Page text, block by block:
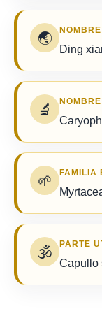
🌏
Ding
🔬
🌱 FAMILIA
🕉️ PARTE
Capullo